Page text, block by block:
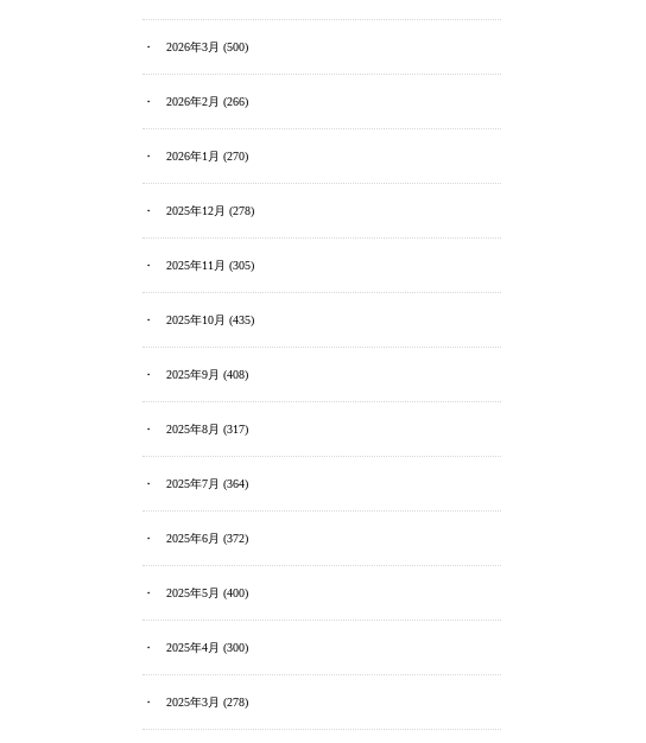
2026年3月 (500)
2026年2月 (266)
2026年1月 (270)
2025年12月 (278)
2025年11月 (305)
2025年10月 (435)
2025年9月 (408)
2025年8月 (317)
2025年7月 (364)
2025年6月 (372)
2025年5月 (400)
2025年4月 (300)
2025年3月 (278)